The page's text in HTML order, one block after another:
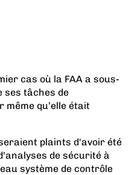
cas où la FAA a sous-
ses tâches de
qu’elle était
plaints d'avoir été
de sécurité à
système de contrôle